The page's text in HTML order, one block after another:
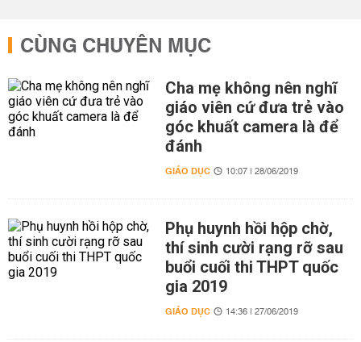
CÙNG CHUYÊN MỤC
Cha mẹ không nên nghĩ
giáo viên cứ đưa trẻ vào
góc khuất camera là để
đánh
GIÁO DỤC 10:07 | 28/06/2019
Phụ huynh hồi hộp chờ,
thí sinh cười rạng rỡ sau
buổi cuối thi THPT quốc
gia 2019
GIÁO DỤC 14:36 | 27/06/2019